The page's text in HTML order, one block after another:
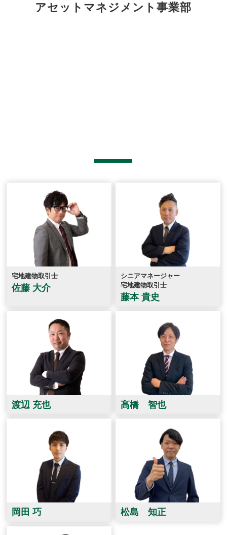
アセットマネジメント事業部
宅地建物取引士
佐藤 大介
シニアマネージャー
宅地建物取引士
藤本 貴史
渡辺 充也 髙橋 智也
岡田 巧 松島 知正